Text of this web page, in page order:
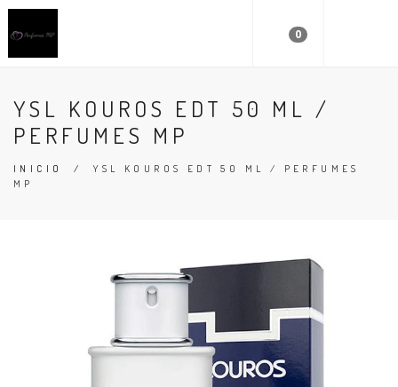
0
YSL KOUROS EDT 50 ML /
PERFUMES MP
INICIO /YSL KOUROS EDT 50 ML / PERFUMES
MP